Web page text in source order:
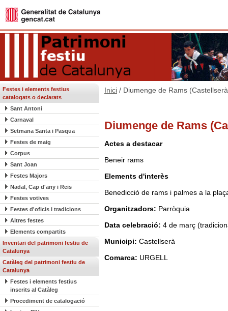
Festes i elements festius
catalogats o declarats
Sant Antoni
Carnaval
Setmana Santa i Pasqua
Festes de maig
Corpus
Sant Joan
Festes Majors
Nadal, Cap d'any i Reis
Festes votives
Festes d'oficis i tradicions
Altres festes
Elements compartits
Inventari del patrimoni festiu de
Catalunya
Catàleg del patrimoni festiu de
Catalunya
Festes i elements festius
inscrits al Catàleg
Procediment de catalogació
Inici / Diumenge de Rams
Diumenge de Rams
Actes a destacar
Beneir rams
Elements d'interès
Benedicció de rams i palmes a la
Organitzadors: Parròquia
Data celebració: 4 de març
Municipi: Castellserà
Comarca: URGELL